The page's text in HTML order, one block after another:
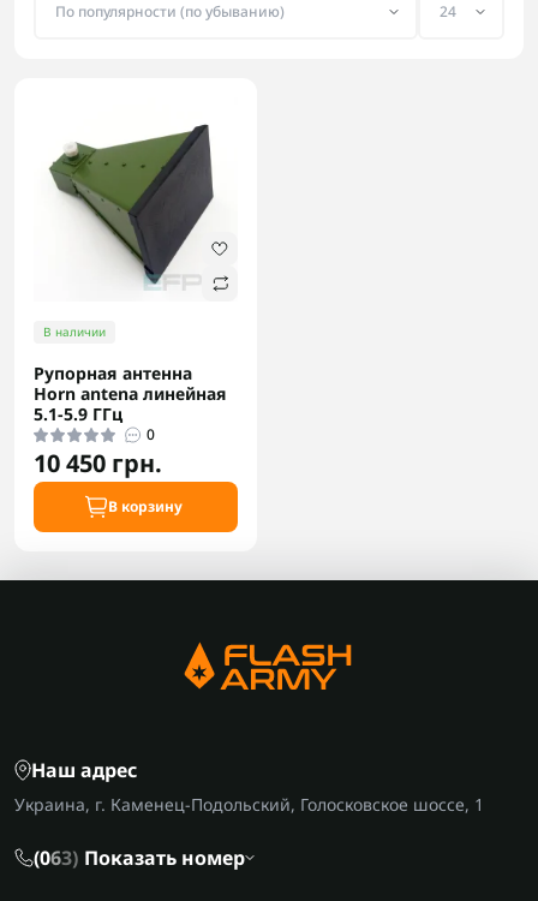
В наличии
Рупорная антенна
Horn antena линейная
5.1-5.9 ГГц
0
10 450 грн.
В корзину
Наш адрес
Украина, г. Каменец-Подольский, Голосковское шоссе, 1
(063) Показать номер